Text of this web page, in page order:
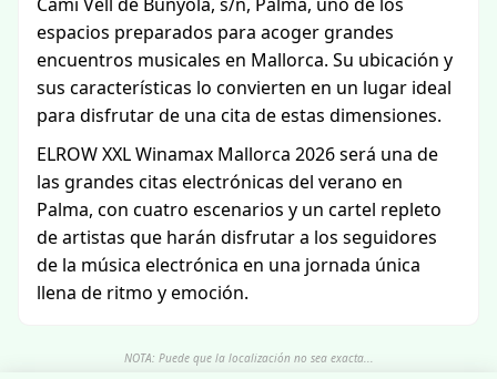
espacios preparados para acoger grandes
encuentros musicales en Mallorca. Su ubicación y
sus características lo convierten en un lugar ideal
para disfrutar de una cita de estas dimensiones.
ELROW XXL Winamax Mallorca 2026 será una de
las grandes citas electrónicas del verano en
Palma, con cuatro escenarios y un cartel repleto
de artistas que harán disfrutar a los seguidores
de la música electrónica en una jornada única
llena de ritmo y emoción.
NOTA: Puede que la localización no sea exacta...